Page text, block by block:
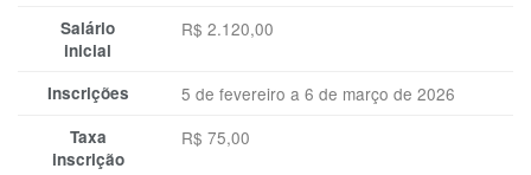
Salário
inicial
R$ 2.120,00
Inscrições 5 de fevereiro a 6 de março de 2026
Taxa
inscrição
R$ 75,00